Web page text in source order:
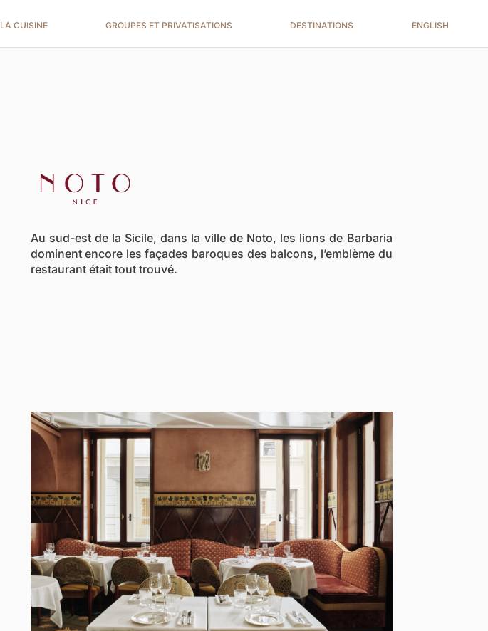
LA CUISINE GROUPES ET PRIVATISATIONS DESTINATIONS ENGLISH
Au sud-est de la Sicile, dans la ville de Noto, les lions de Barbaria
dominent encore les façades baroques des balcons, l’emblème du
restaurant était tout trouvé.